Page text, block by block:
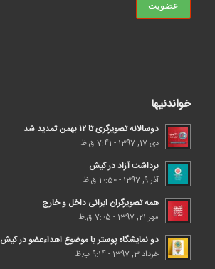
خواندنیها
دوسالانه تصویرگری تا ۱۲ بهمن تمدید شد
دی 17, 1397 - 7:41 ق.ظ
برداشت آزاد در کیش
آذر 9, 1397 - 10:50 ق.ظ
همه تصویرگران ایرانی داخل و خارج
مهر 21, 1397 - 7:05 ق.ظ
دو نمایشگاه پوستر با موضوع اهداء‌عضو در کیش
خرداد 3, 1397 - 9:14 ب.ظ